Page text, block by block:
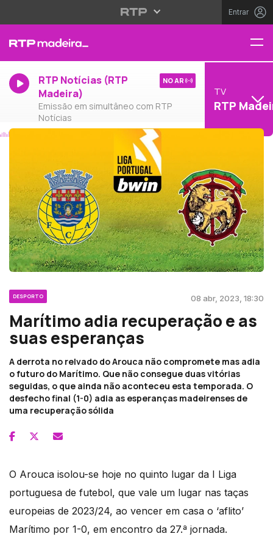
Entrar
RTP Notícias (RTP
Madeira)
Emissão em simultâneo com RTP
Notícias
NO AR
TV
RTP
DESPORTO 08 abr, 2023, 18:30
Marítimo adia recuperação e as
suas esperanças
A derrota no relvado do Arouca não compromete mas adia
o futuro do Marítimo. Que não consegue duas vitórias
seguidas, o que ainda não aconteceu esta temporada. O
desfecho final (1-0) adia as esperanças madeirenses de
uma recuperação sólida
O Arouca isolou-se hoje no quinto lugar da I Liga
portuguesa de futebol, que vale um lugar nas taças
europeias de 2023/24, ao vencer em casa o ‘aflito’
Marítimo por 1-0, em encontro da 27.ª jornada.